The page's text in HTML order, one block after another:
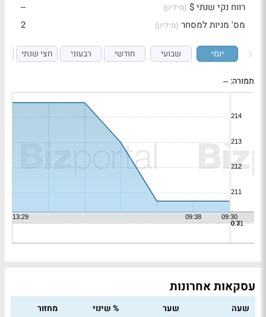
רווח נקי שנתי $ (מיליון)
--
מס' מניות למסחר (מיליון) 2
יומי שבועי חודשי רבעוני חצי שנתי
תמורה: --
עסקאות אחרונות
שעה שער % שינוי
מחזור